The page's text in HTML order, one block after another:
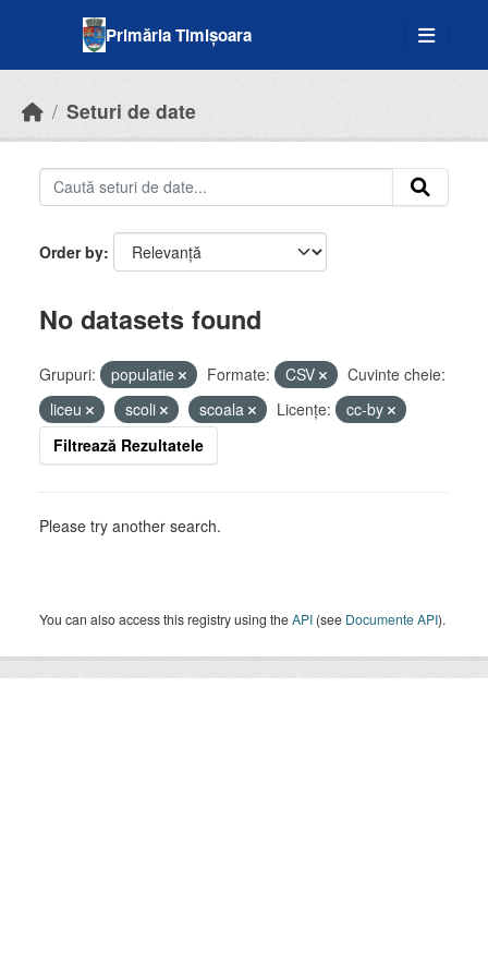
Primăria Timișoara
Seturi de date
Order by
No datasets found
Grupuri: populatie Formate: CSV
Cuvinte cheie:
liceu
scoli scoala Licenţe:
cc-by
Filtrează Rezultatele
Please try another search.
You can also access this registry using theAPI (see Documente API).